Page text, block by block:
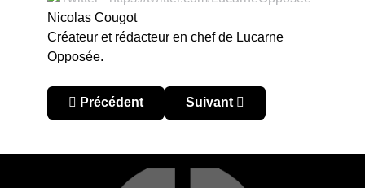
Nicolas Cougot
Créateur et rédacteur en chef de Lucarne
Opposée.
Article précédent : Gold Cup 2017 : Mexique –
Précédent Article suivant : Gold Cup
Suivant